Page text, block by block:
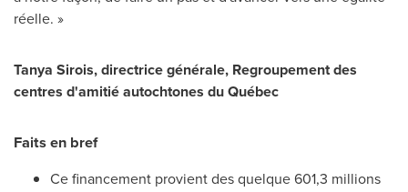
réelle. »
Tanya Sirois, directrice générale, Regroupement des
centres d'amitié autochtones du Québec
Faits en bref
Ce financement provient des quelque 601,3 millions